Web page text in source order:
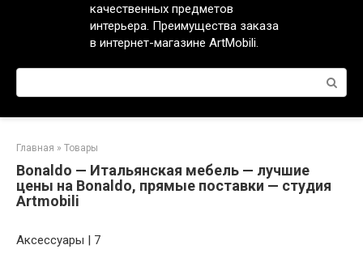
качественных предметов
интерьера. Преимущества заказа
в интернет-магазине ArtMobili.
Поиск:
Главная » Товары
Bonaldo — Итальянская мебель — лучшие
цены на Bonaldo, прямые поставки — студия
Artmobili
Аксессуары | 7